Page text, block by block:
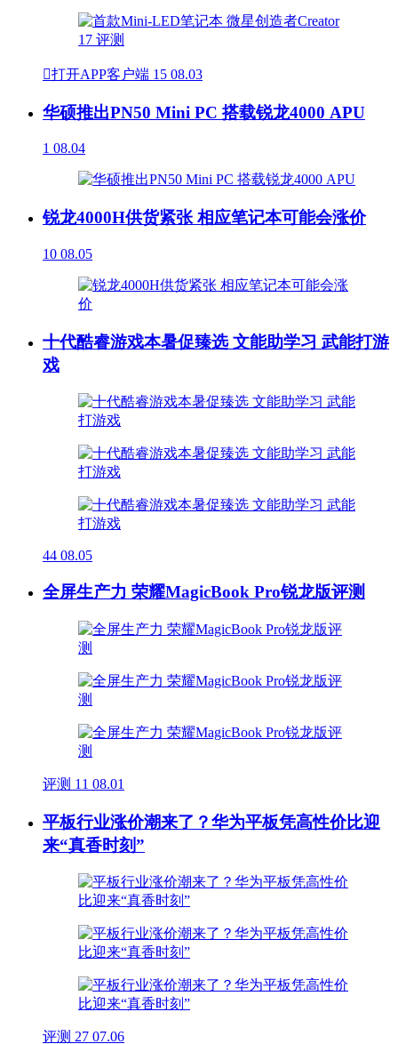
打开APP客户端 15 08.03
华硕推出PN50 Mini PC 搭载锐龙4000 APU
1 08.04
锐龙4000H供货紧张 相应笔记本可能会涨价
10 08.05
十代酷睿游戏本暑促臻选 文能助学习 武能打游
戏
44 08.05
全屏生产力 荣耀MagicBook Pro锐龙版评测
评测 11 08.01
平板行业涨价潮来了？华为平板凭高性价比迎
来“真香时刻”
评测 27 07.06